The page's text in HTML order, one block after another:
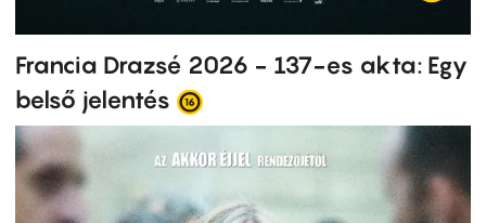
Francia Drazsé 2026 - 137-es akta: Egy
belső jelentés